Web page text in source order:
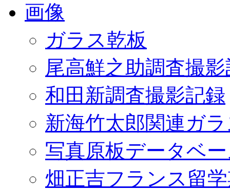
画像
ガラス乾板
尾高鮮之助調査撮
和田新調査撮影記録
新海竹太郎関連ガ
写真原板データベ
畑正吉フランス留